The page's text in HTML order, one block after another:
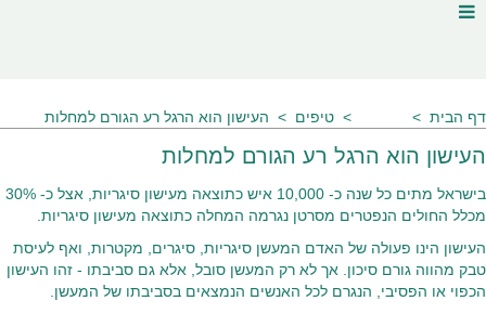
דף הבית טיפים העישון הוא הרגל רע הגורם למחלות
העישון הוא הרגל רע הגורם למחלות
בישראל מתים כל שנה כ- 10,000 איש כתוצאה מעישון סיגריות, אצל כ- 30%
מכלל החולים הנפטרים מסרטן נגרמה המחלה כתוצאה מעישון סיגריות.
העישון הינו פעולה של האדם המעשן סיגריות, סיגרים, מקטרות, ואף לעיסת
טבק מהווה גורם סיכון. אך לא רק המעשן סובל, אלא גם סביבתו - זהו העישון
הכפוי או הפסיבי, הנגרם לכל האנשים הנמצאים בסביבתו של המעשן.